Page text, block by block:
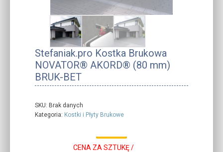
Stefaniak.pro Kostka Brukowa
NOVATOR® AKORD® (80 mm)
BRUK-BET
SKU: Brak danych
Kategoria: Kostki i Płyty Brukowe
CENA ZA SZTUKĘ /